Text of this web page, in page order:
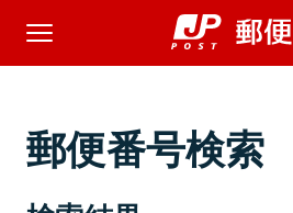
郵便番号検索